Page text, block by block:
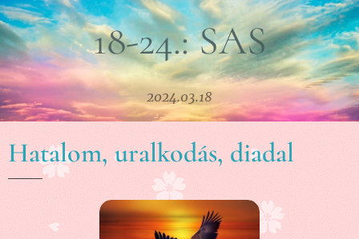
18-24.: SAS
2024.03.18
Hatalom, uralkodás, diadal